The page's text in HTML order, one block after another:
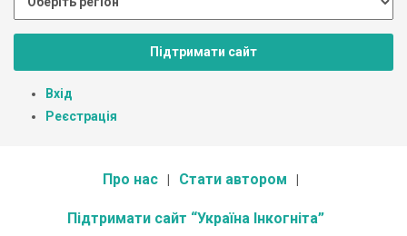
Підтримати сайт
Вхід
Реєстрація
Про нас Стати автором
Підтримати сайт “Україна Інкогніта”